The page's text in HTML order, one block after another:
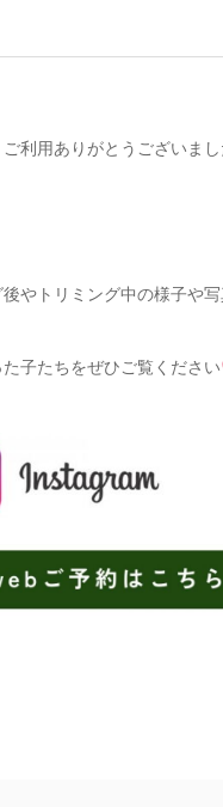
利用ありがとうございまし
後やトリミング中の様子や
子たちをぜひご覧ください